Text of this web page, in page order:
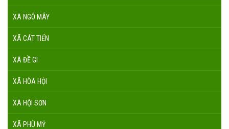
XÃ NGÔ MÂY
XÃ CÁT TIẾN
XÃ ĐỀ GI
XÃ HÒA HỘI
XÃ HỘI SƠN
XÃ PHÙ MỸ